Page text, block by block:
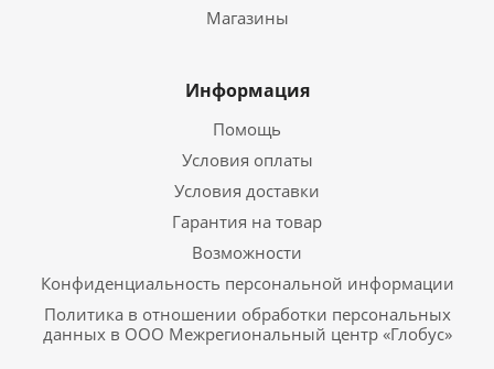
Магазины
Информация
Помощь
Условия оплаты
Условия доставки
Гарантия на товар
Возможности
Конфиденциальность персональной информации
Политика в отношении обработки персональных
данных в ООО Межрегиональный центр «Глобус»